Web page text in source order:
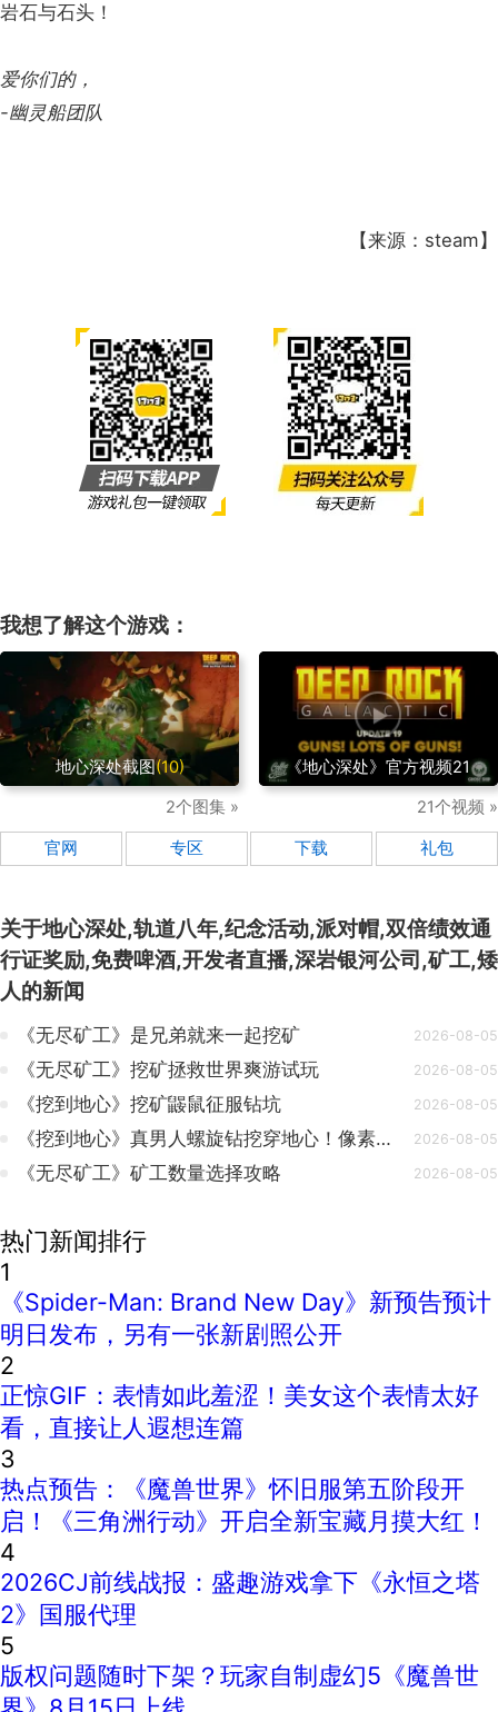
岩石与石头！
爱你们的，
-幽灵船团队
【来源：steam】
我想了解这个游戏：
地心深处截图(10)
2个图集 »
《地心深处》官方视频21
21个视频 »
官网 专区 下载 礼包
关于地心深处,轨道八年,纪念活动,派对帽,双倍绩效通
行证奖励,免费啤酒,开发者直播,深岩银河公司,矿工,矮
人的新闻
《无尽矿工》是兄弟就来一起挖矿 2026-08-05
《无尽矿工》挖矿拯救世界爽游试玩 2026-08-05
《挖到地心》挖矿鼹鼠征服钻坑 2026-08-05
《挖到地心》真男人螺旋钻挖穿地心！像素风挖矿增量解压爽游 2026-08-05
《无尽矿工》矿工数量选择攻略 2026-08-05
热门新闻排行
1
《Spider-Man: Brand New Day》新预告预计
明日发布，另有一张新剧照公开
2
正惊GIF：表情如此羞涩！美女这个表情太好
看，直接让人遐想连篇
3
热点预告：《魔兽世界》怀旧服第五阶段开
启！《三角洲行动》开启全新宝藏月摸大红！
4
2026CJ前线战报：盛趣游戏拿下《永恒之塔
2》国服代理
5
版权问题随时下架？玩家自制虚幻5《魔兽世